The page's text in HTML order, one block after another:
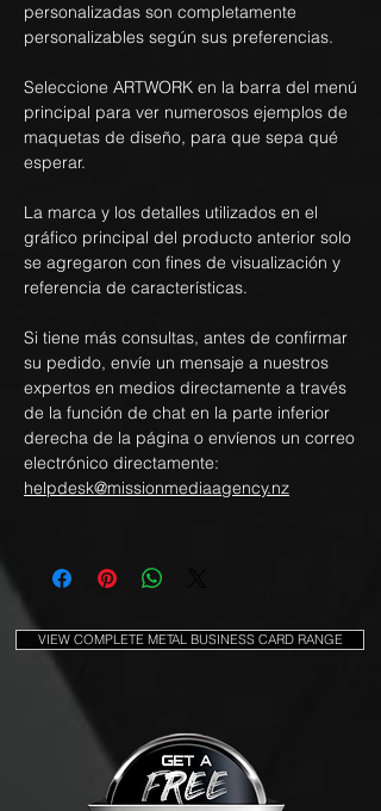
personalizadas son completamente
personalizables según sus preferencias.
Seleccione ARTWORK en la barra del menú
principal para ver numerosos ejemplos de
maquetas de diseño, para que sepa qué
esperar.
La marca y los detalles utilizados en el
gráfico principal del producto anterior solo
se agregaron con fines de visualización y
referencia de características.
Si tiene más consultas, antes de confirmar
su pedido, envíe un mensaje a nuestros
expertos en medios directamente a través
de la función de chat en la parte inferior
derecha de la página o envíenos un correo
electrónico directamente:
helpdesk@missionmediaagency.nz
VIEW COMPLETE METAL BUSINESS CARD RANGE